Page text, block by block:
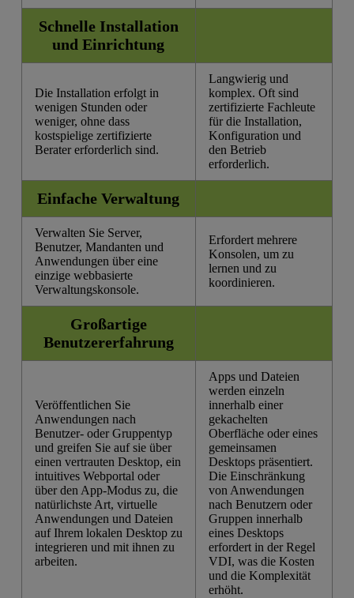
Schnelle Installation
und Einrichtung
Die Installation erfolgt in
wenigen Stunden oder
weniger, ohne dass
kostspielige zertifizierte
Berater erforderlich sind.
Langwierig und
komplex. Oft sind
zertifizierte Fachleute
für die Installation,
Konfiguration und
den Betrieb
erforderlich.
Einfache Verwaltung
Verwalten Sie Server,
Benutzer, Mandanten und
Anwendungen über eine
einzige webbasierte
Verwaltungskonsole.
Erfordert mehrere
Konsolen, um zu
lernen und zu
koordinieren.
Großartige
Benutzererfahrung
Veröffentlichen Sie
Anwendungen nach
Benutzer- oder Gruppentyp
und greifen Sie auf sie über
einen vertrauten Desktop, ein
intuitives Webportal oder
über den App-Modus zu, die
natürlichste Art, virtuelle
Anwendungen und Dateien
auf Ihrem lokalen Desktop zu
integrieren und mit ihnen zu
arbeiten.
Apps und Dateien
werden einzeln
innerhalb einer
gekachelten
Oberfläche oder eines
gemeinsamen
Desktops präsentiert.
Die Einschränkung
von Anwendungen
nach Benutzern oder
Gruppen innerhalb
eines Desktops
erfordert in der Regel
VDI, was die Kosten
und die Komplexität
erhöht.